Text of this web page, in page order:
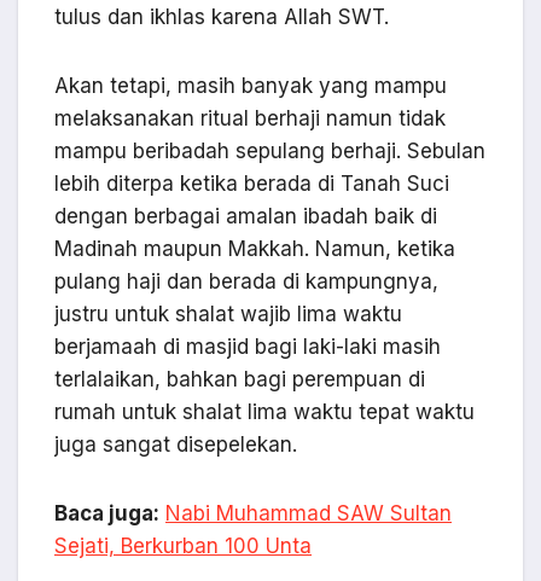
tulus dan ikhlas karena Allah SWT.
Akan tetapi, masih banyak yang mampu
melaksanakan ritual berhaji namun tidak
mampu beribadah sepulang berhaji. Sebulan
lebih diterpa ketika berada di Tanah Suci
dengan berbagai amalan ibadah baik di
Madinah maupun Makkah. Namun, ketika
pulang haji dan berada di kampungnya,
justru untuk shalat wajib lima waktu
berjamaah di masjid bagi laki-laki masih
terlalaikan, bahkan bagi perempuan di
rumah untuk shalat lima waktu tepat waktu
juga sangat disepelekan.
Baca juga: Nabi Muhammad SAW Sultan
Sejati, Berkurban 100 Unta